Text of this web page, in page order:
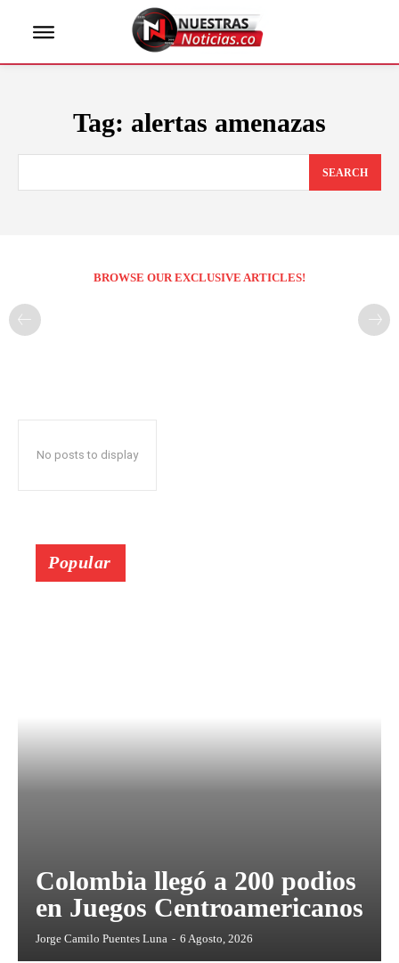
Tag: alertas amenazas
SEARCH
BROWSE OUR EXCLUSIVE ARTICLES!
No posts to display
Popular
Colombia llegó a 200 podios
en Juegos Centroamericanos
Jorge Camilo Puentes Luna - 6 Agosto, 2026